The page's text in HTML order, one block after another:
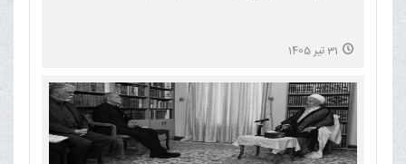
31 تیر 1405